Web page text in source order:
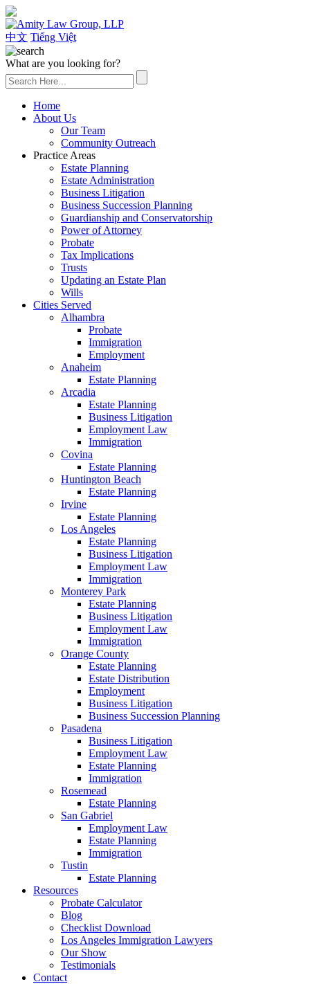
中文 Tiếng Việt
What are you looking for?
Home
About Us
Our Team
Community Outreach
Practice Areas
Estate Planning
Estate Administration
Business Litigation
Business Succession Planning
Guardianship and Conservatorship
Power of Attorney
Probate
Tax Implications
Trusts
Updating an Estate Plan
Wills
Cities Served
Alhambra
Probate
Immigration
Employment
Anaheim
Estate Planning
Arcadia
Estate Planning
Business Litigation
Employment Law
Immigration
Covina
Estate Planning
Huntington Beach
Estate Planning
Irvine
Estate Planning
Los Angeles
Estate Planning
Business Litigation
Employment Law
Immigration
Monterey Park
Estate Planning
Business Litigation
Employment Law
Immigration
Orange County
Estate Planning
Estate Distribution
Employment
Business Litigation
Business Succession Planning
Pasadena
Business Litigation
Employment Law
Estate Planning
Immigration
Rosemead
Estate Planning
San Gabriel
Employment Law
Estate Planning
Immigration
Tustin
Estate Planning
Resources
Probate Calculator
Blog
Checklist Download
Los Angeles Immigration Lawyers
Our Show
Testimonials
Contact